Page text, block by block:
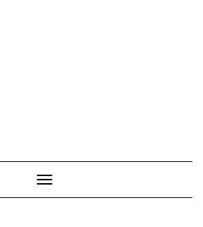
Cambiar modo de navegación